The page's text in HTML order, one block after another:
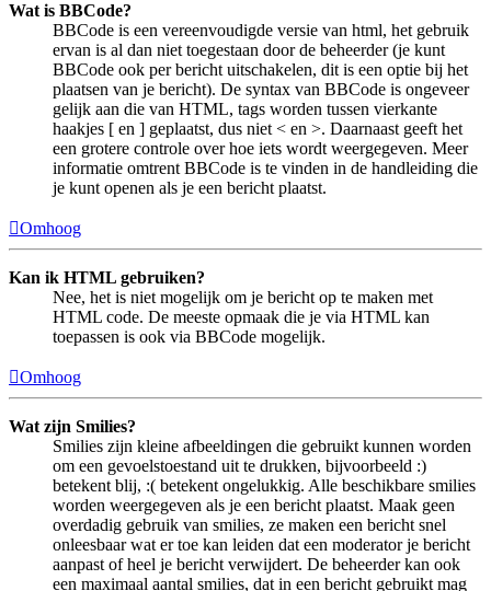
Wat is BBCode?
BBCode is een vereenvoudigde versie van html, het gebruik
ervan is al dan niet toegestaan door de beheerder (je kunt
BBCode ook per bericht uitschakelen, dit is een optie bij het
plaatsen van je bericht). De syntax van BBCode is ongeveer
gelijk aan die van HTML, tags worden tussen vierkante
haakjes [ en ] geplaatst, dus niet < en >. Daarnaast geeft het
een grotere controle over hoe iets wordt weergegeven. Meer
informatie omtrent BBCode is te vinden in de handleiding die
je kunt openen als je een bericht plaatst.
Omhoog
Kan ik HTML gebruiken?
Nee, het is niet mogelijk om je bericht op te maken met
HTML code. De meeste opmaak die je via HTML kan
toepassen is ook via BBCode mogelijk.
Omhoog
Wat zijn Smilies?
Smilies zijn kleine afbeeldingen die gebruikt kunnen worden
om een gevoelstoestand uit te drukken, bijvoorbeeld :)
betekent blij, :( betekent ongelukkig. Alle beschikbare smilies
worden weergegeven als je een bericht plaatst. Maak geen
overdadig gebruik van smilies, ze maken een bericht snel
onleesbaar wat er toe kan leiden dat een moderator je bericht
aanpast of heel je bericht verwijdert. De beheerder kan ook
een maximaal aantal smilies, dat in een bericht gebruikt mag